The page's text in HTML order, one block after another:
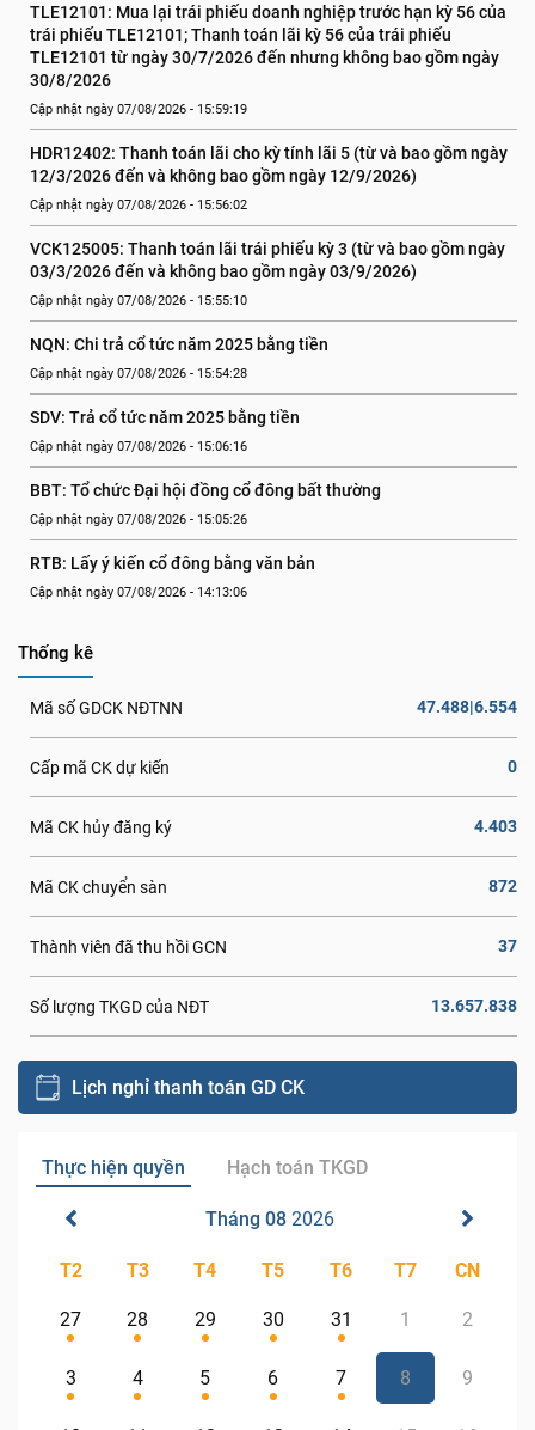
TLE12101: Mua lại trái phiếu doanh nghiệp trước hạn kỳ 56 của
trái phiếu TLE12101; Thanh toán lãi kỳ 56 của trái phiếu
TLE12101 từ ngày 30/7/2026 đến nhưng không bao gồm ngày
30/8/2026
Cập nhật ngày 07/08/2026 - 15:59:19
HDR12402: Thanh toán lãi cho kỳ tính lãi 5 (từ và bao gồm ngày
12/3/2026 đến và không bao gồm ngày 12/9/2026)
Cập nhật ngày 07/08/2026 - 15:56:02
VCK125005: Thanh toán lãi trái phiếu kỳ 3 (từ và bao gồm ngày
03/3/2026 đến và không bao gồm ngày 03/9/2026)
Cập nhật ngày 07/08/2026 - 15:55:10
NQN: Chi trả cổ tức năm 2025 bằng tiền
Cập nhật ngày 07/08/2026 - 15:54:28
SDV: Trả cổ tức năm 2025 bằng tiền
Cập nhật ngày 07/08/2026 - 15:06:16
BBT: Tổ chức Đại hội đồng cổ đông bất thường
Cập nhật ngày 07/08/2026 - 15:05:26
RTB: Lấy ý kiến cổ đông bằng văn bản
Cập nhật ngày 07/08/2026 - 14:13:06
Thống kê
Mã số GDCK NĐTNN 47.488|6.554
Cấp mã CK dự kiến 0
Mã CK hủy đăng ký 4.403
Mã CK chuyển sàn 872
Thành viên đã thu hồi GCN 37
Số lượng TKGD của NĐT 13.657.838
Lịch nghỉ thanh toán GD CK
Thực hiện quyền Hạch toán TKGD
Tháng 08 2026
T2 T3 T4 T5 T6 T7 CN
27 28 29 30 31 1 2
3 4 5 6 7 8 9